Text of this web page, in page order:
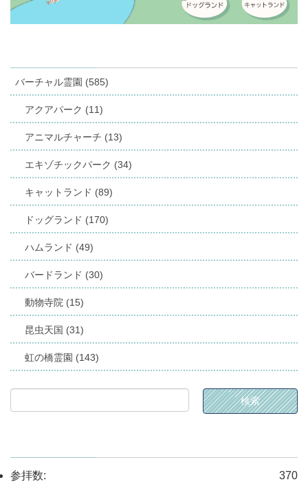
バーチャル霊園 (585)
アクアパーク (11)
アニマルチャーチ (13)
エキゾチックパーク (34)
キャットランド (89)
ドッグランド (170)
ハムランド (49)
バードランド (30)
動物寺院 (15)
昆虫天国 (31)
虹の橋霊園 (143)
370
参拝数: